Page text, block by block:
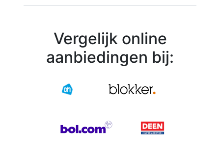
Vergelijk online
aanbiedingen bij: